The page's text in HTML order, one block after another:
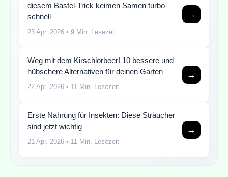
diesem Bastel-Trick keimen Samen turbo-
schnell
23 Apr. 2026 • 9 Min. Lesezeit
→
Weg mit dem Kirschlorbeer! 10 bessere und
hübschere Alternativen für deinen Garten
22 Apr. 2026 • 11 Min. Lesezeit
→
Erste Nahrung für Insekten: Diese Sträucher
sind jetzt wichtig
21 Apr. 2026 • 11 Min. Lesezeit
→